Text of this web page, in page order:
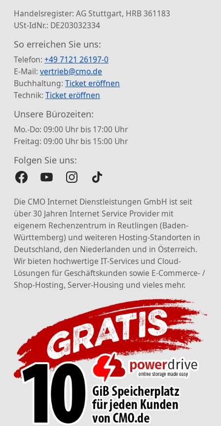
Handelsregister: AG Stuttgart, HRB 361183
USt-IdNr.: DE203032334
So erreichen Sie uns:
Telefon: +49 7121 26197-0
E-Mail: vertrieb@cmo.de
Buchhaltung: Ticket eröffnen
Technik: Ticket eröffnen
Unsere Bürozeiten:
Mo.-Do: 09:00 Uhr bis 17:00 Uhr
Freitag: 09:00 Uhr bis 15:00 Uhr
Folgen Sie uns:
Die CMO Internet Dienstleistungen GmbH ist seit
über 30 Jahren Internet Service Provider mit
eigenem Rechenzentrum in Reutlingen (Baden-
Württemberg) und weiteren Hosting-Standorten in
Deutschland, den Niederlanden und in Österreich.
Wir bieten hochwertige IT-Services und Cloud-
Lösungen für Geschäftskunden sowie E-Commerce- /
Shop-Hosting, Server-Housing und vieles mehr.